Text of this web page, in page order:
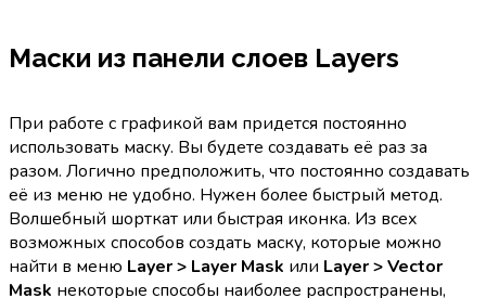
Маски из панели слоев Layers
При работе с графикой вам придется постоянно
использовать маску. Вы будете создавать её раз за
разом. Логично предположить, что постоянно создавать
её из меню не удобно. Нужен более быстрый метод.
Волшебный шорткат или быстрая иконка. Из всех
возможных способов создать маску, которые можно
найти в меню Layer > Layer Mask или Layer > Vector
Mask некоторые способы наиболее распространены,